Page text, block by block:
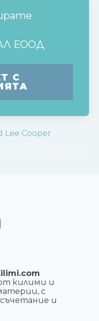
ЕООД
С
Lee Cooper
килими и
с
и